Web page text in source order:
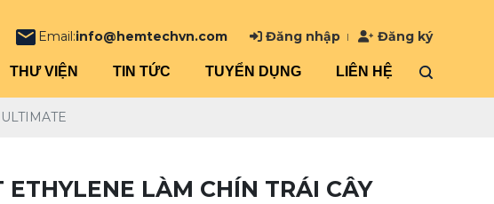
- 0909 053 270
Email:info@hemtechvn.com Đăng nhập Đăng ký
THƯ VIỆN TIN TỨC TUYỂN DỤNG LIÊN HỆ
ETHYLENE LÀM CHÍN TRÁI CÂY